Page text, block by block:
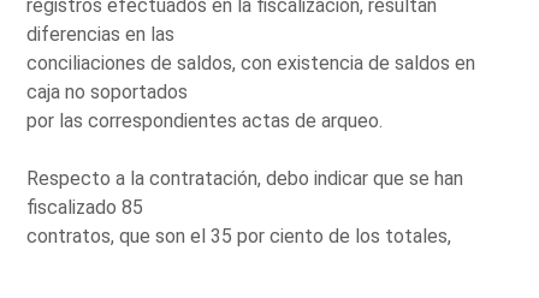
registros efectuados en la fiscalización, resultan
diferencias en las
conciliaciones de saldos, con existencia de saldos en
caja no soportados
por las correspondientes actas de arqueo.
Respecto a la contratación, debo indicar que se han
fiscalizado 85
contratos, que son el 35 por ciento de los totales,